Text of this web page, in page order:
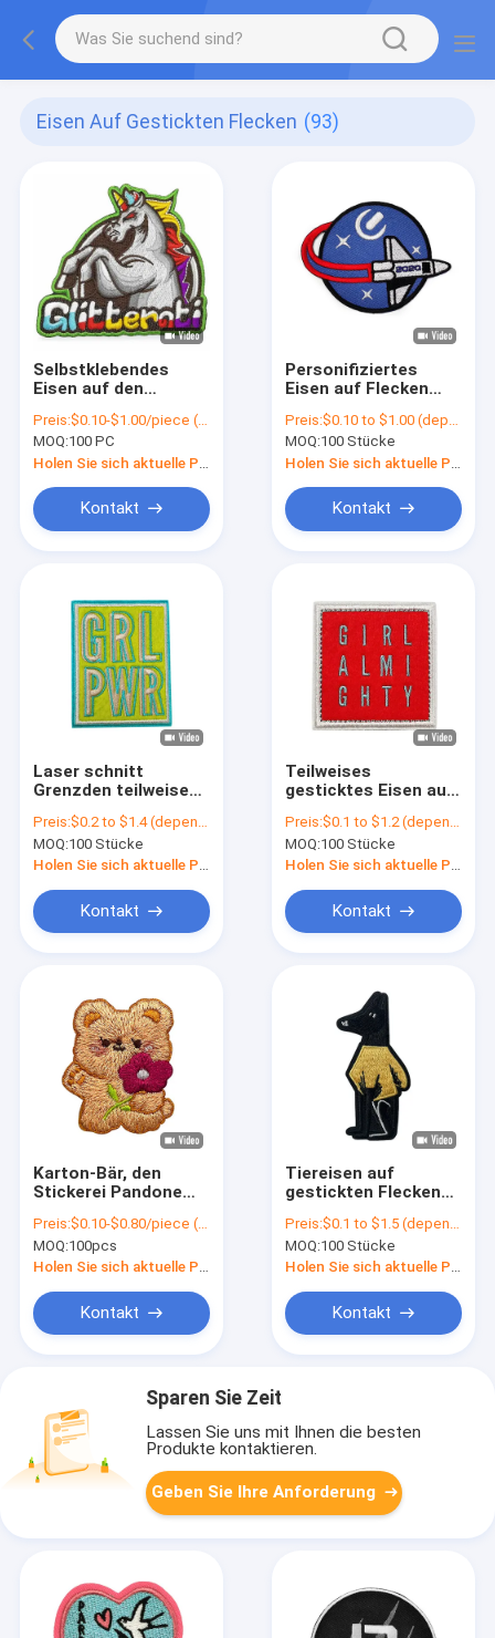
Eisen Auf Gestickten Flecken (93)
Selbstklebendes
Eisen auf den
nicht giftig für
Kleidung
Preis:$0.10-$1.00/piece (depends on the design and order quantity)
MOQ:100 PC
Kontakt
Personifiziertes
Eisen auf Flecken
Kleidung
Preis:$0.10 to $1.00 (depends on the design and order quantity)
MOQ:100 Stücke
Kontakt
Laser schnitt
Grenzden teilweisen
der für militärische
Einheiten geglaubt
wurde
Preis:$0.2 to $1.4 (depends on the design and order quantity)
MOQ:100 Stücke
Kontakt
Teilweises
gesticktes Eisen auf
waschbarer
geglaubter Hitze-
Presse
Preis:$0.1 to $1.2 (depends on the design and order quantity)
MOQ:100 Stücke
Kontakt
Karton-Bär, den
Stickerei Pandone
Goldbaumwollfaden-
kundenspezifischen
gestickten Flecken
Preis:$0.10-$0.80/piece (depends on the design and order quantity)
MOQ:100pcs
Holen Sie sich aktuelle Preis
Kontakt
Tiereisen auf
gestickten Flecken
Andenken-
Applikations-
Stickerei-Flecken
Preis:$0.1 to $1.5 (depends on the design and order quantity)
MOQ:100 Stücke
Holen Sie sich aktuelle Preis
Kontakt
Sparen Sie Zeit
Lassen Sie uns mit Ihnen die besten
Produkte kontaktieren.
Geben Sie Ihre Anforderung